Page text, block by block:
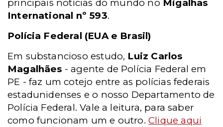
principais notícias do mundo no Migalhas
International nº 593.
Polícia Federal (EUA e Brasil)
Em substancioso estudo, Luiz Carlos
Magalhães - agente de Polícia Federal em
PE - faz um cotejo entre as polícias federais
estadunidenses e o nosso Departamento de
Polícia Federal. Vale a leitura, para saber
como funcionam um e outro.Clique aqui